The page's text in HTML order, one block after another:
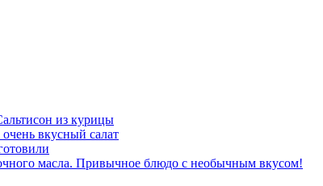
из курицы
вкусный салат
масла. Привычное блюдо с необычным вкусом!